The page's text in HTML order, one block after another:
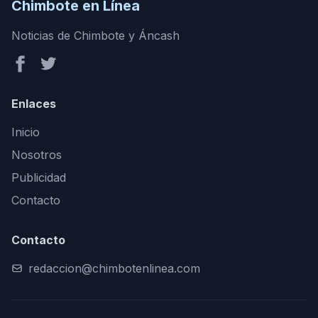
Chimbote en Línea
Noticias de Chimbote y Áncash
Enlaces
Inicio
Nosotros
Publicidad
Contacto
Contacto
redaccion@chimbotenlinea.com